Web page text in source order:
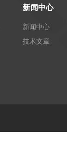
新闻中心
新闻中心
技术文章